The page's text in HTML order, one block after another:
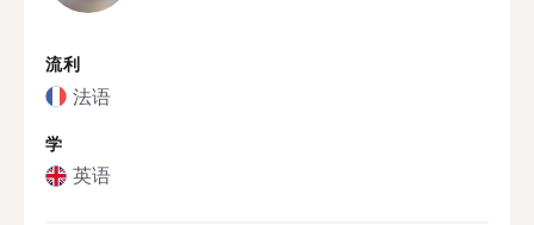
流利
法语
学
英语